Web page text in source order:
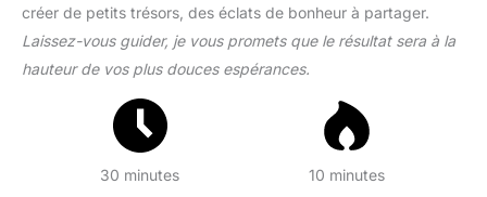
créer de petits trésors, des éclats de bonheur à partager.
Laissez-vous guider, je vous promets que le résultat sera à la
hauteur de vos plus douces espérances.
30 minutes 10 minutes